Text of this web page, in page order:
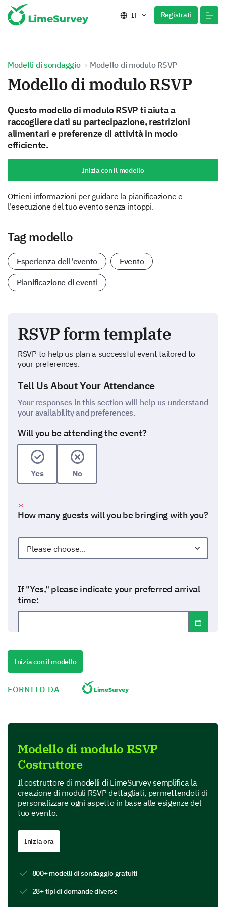
IT Registrati
Modelli di sondaggio Modello di modulo RSVP
Modello di modulo RSVP
Questo modello di modulo RSVP ti aiuta a
raccogliere dati su partecipazione, restrizioni
alimentari e preferenze di attività in modo
efficiente.
Inizia con il modello
Ottieni informazioni per guidare la pianificazione e
l'esecuzione del tuo evento senza intoppi.
Tag modello
Esperienza dell'evento Evento
Pianificazione di eventi
RSVP form template
RSVP to help us plan a successful event tailored to
your preferences.
Tell Us About Your Attendance
Your responses in this section will help us understand
your availability and preferences.
Will you be attending the event?
Yes No
How many guests will you be bringing with you?
If "Yes," please indicate your preferred arrival
time:
Date format: mm-dd-yyyy
Open
Food and Beverage Preferences
No dietary restrictions
Inizia con il modello
FORNITO DA
Modello di modulo RSVP
Costruttore
Il costruttore di modelli di LimeSurvey semplifica la
creazione di moduli RSVP dettagliati, permettendoti di
personalizzare ogni aspetto in base alle esigenze del
tuo evento.
Inizia ora
800+ modelli di sondaggio gratuiti
28+ tipi di domande diverse